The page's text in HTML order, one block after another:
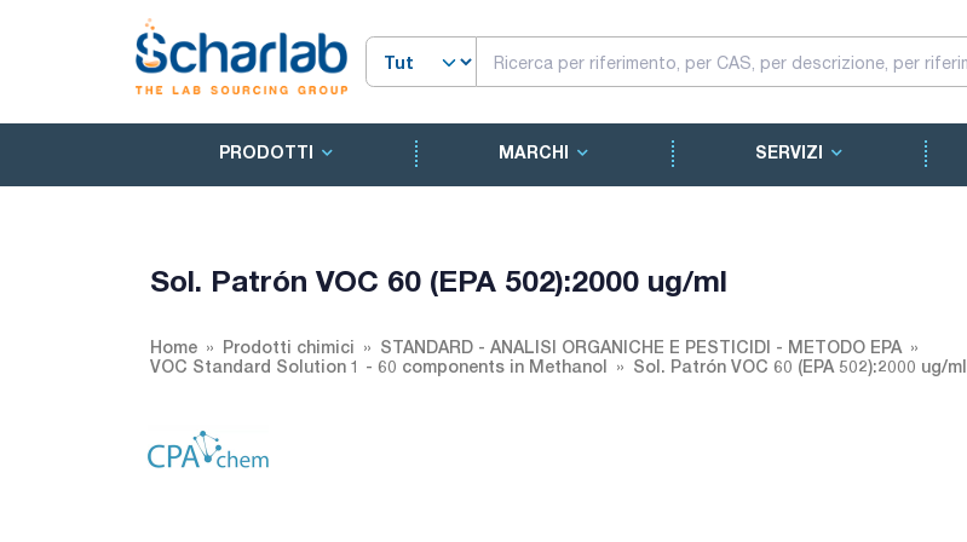
PRODOTTI MARCHI SERVIZI
Sol. Patrón VOC 60 (EPA 502):2000 ug/ml
Home Prodotti chimici
STANDARD - ANALISI ORGANICHE E PESTICIDI - METODO EPA
VOC Standard Solution 1 - 60 components in Methanol
Sol. Patrón VOC 60 (EPA 502):2000 ug/ml